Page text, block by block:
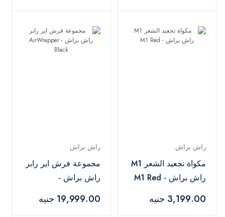
راش براش
مكواة تجعيد الشعر M1
راش براش - M1 Red
3,199.00 جنيه
راش براش
مجموعة فرش اير رابر
راش براش -
19,999.00 جنيه